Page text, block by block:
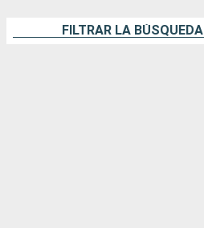
FILTRAR LA BÚSQUEDA